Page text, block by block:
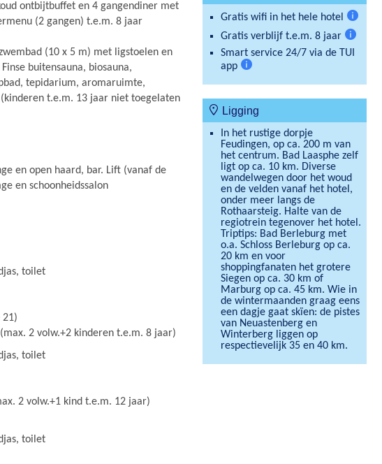
ontbijtbuffet en 4 gangendiner met
(2 gangen) t.e.m. 8 jaar
(10 x 5 m) met ligstoelen en
buitensauna, biosauna,
tepidarium, aromaruimte,
t.e.m. 13 jaar niet toegelaten
en open haard, bar. Lift (vanaf de
en schoonheidssalon
toilet
2 volw.+2 kinderen t.e.m. 8 jaar)
toilet
2 volw.+1 kind t.e.m. 12 jaar)
toilet
Gratis wifi in het hele hotel
Meer
Gratis verblijf t.e.m. 8 jaar
Meer
Smart service 24/7 via de TUI
app
Ligging
In het rustige dorpje
Feudingen, op ca. 200 m van
het centrum. Bad Laasphe zelf
ligt op ca. 10 km. Diverse
wandelwegen door het woud
en de velden vanaf het hotel,
onder meer langs de
Rothaarsteig. Halte van de
regiotrein tegenover het hotel.
Triptips: Bad Berleburg met
o.a. Schloss Berleburg op ca.
20 km en voor
shoppingfanaten het grotere
Siegen op ca. 30 km of
Marburg op ca. 45 km. Wie in
de wintermaanden graag eens
een dagje gaat skïen: de pistes
van Neuastenberg en
Winterberg liggen op
respectievelijk 35 en 40 km.